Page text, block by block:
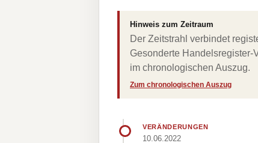
Hinweis zum Zeitraum
Der Zeitstrahl verbindet
Gesonderte Handelsregister-
im chronologischen Auszug.
Zum chronologischen Auszug
VERÄNDERUNGEN
10.06.2022